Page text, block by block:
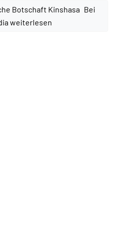
Bei
weiterlesen